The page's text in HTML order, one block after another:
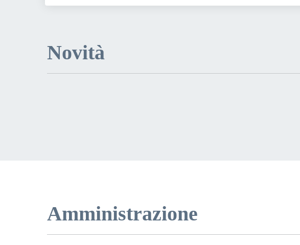
Novità
Amministrazione